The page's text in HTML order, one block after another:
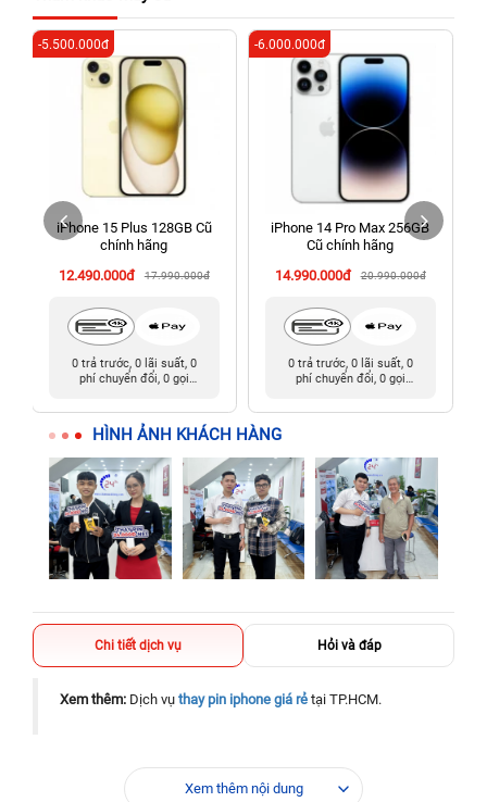
326 Lê Văn Việt, Tăng Nhơn Phú, Hồ Chí Minh (Q.9 TP. Thủ
Đức cũ)
256 Võ Văn Ngân, Thủ Đức, Hồ Chí Minh (Bình Thọ, TP. Thủ
70 Nguyễn An Ninh, Dĩ An, Hồ Chí Minh (Bình Dương Cũ)
24h Vũng Tàu: 162A Ba Cu, Vũng Tàu, Hồ Chí Minh (TP. Vũng
Tàu cũ)
198 Hoàng Văn Thụ, Tân Sơn Nhất, Hồ Chí Minh (Tân Bình
iPhone 15 Plus 128GB Cũ
chính hãng
12.490.000đ
17.990.000đ
-5.500.000đ
0 trả trước, 0 lãi suất, 0
phí chuyển đổi, 0 gọi
iPhone 14 Pro Max 256GB
Cũ chính hãng
14.990.000đ
20.990.000đ
-6.000.000đ
0 trả trước, 0 lãi suất, 0
phí chuyển đổi, 0 gọi
HÌNH ẢNH KHÁCH HÀNG
Chi tiết dịch vụ Hỏi và đáp
Xem thêm: Dịch vụ thay pin iphone giá rẻ tại TP.HCM.
Xem thêm nội dung